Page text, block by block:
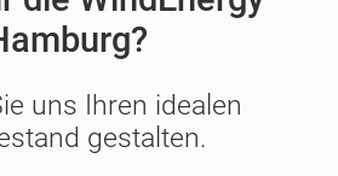
uns Ihren idealen
gestalten.